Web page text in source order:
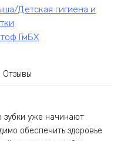
Детская гигиена и
ГмБХ
Отзывы
зубки уже начинают
обеспечить здоровье